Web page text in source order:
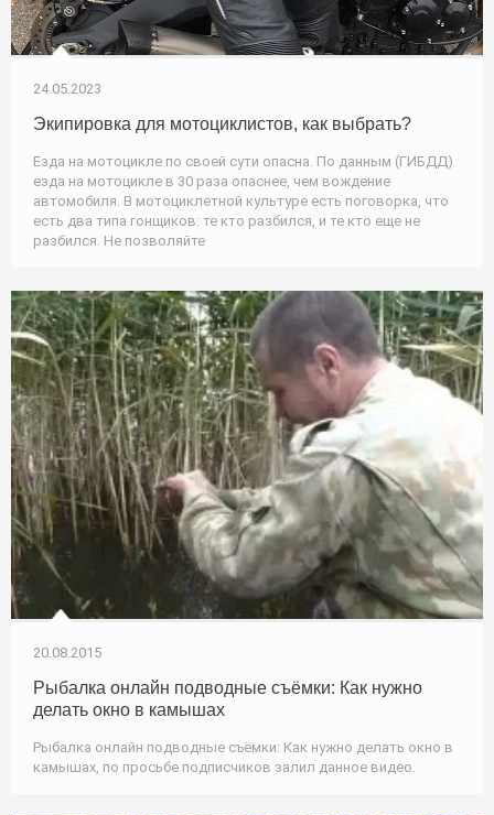
24.05.2023
Экипировка для мотоциклистов, как выбрать?
Езда на мотоцикле по своей сути опасна. По данным (ГИБДД)
езда на мотоцикле в 30 раза опаснее, чем вождение
автомобиля. В мотоциклетной культуре есть поговорка, что
есть два типа гонщиков: те кто разбился, и те кто еще не
разбился. Не позволяйте
20.08.2015
Рыбалка онлайн подводные съёмки: Как нужно
делать окно в камышах
Рыбалка онлайн подводные съёмки: Как нужно делать окно в
камышах, по просьбе подписчиков залил данное видео.